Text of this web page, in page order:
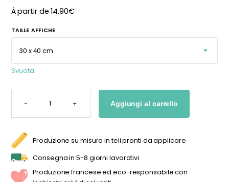
À partir de14,90€
TAILLE AFFICHE
Svuota
-
POSTER
SUPERSTAR
+ Aggiungi al carrello
Produzione su misura in teli pronti da applicare
Consegna in 5-8 giorni lavorativi
Produzione francese ed eco-responsabile con